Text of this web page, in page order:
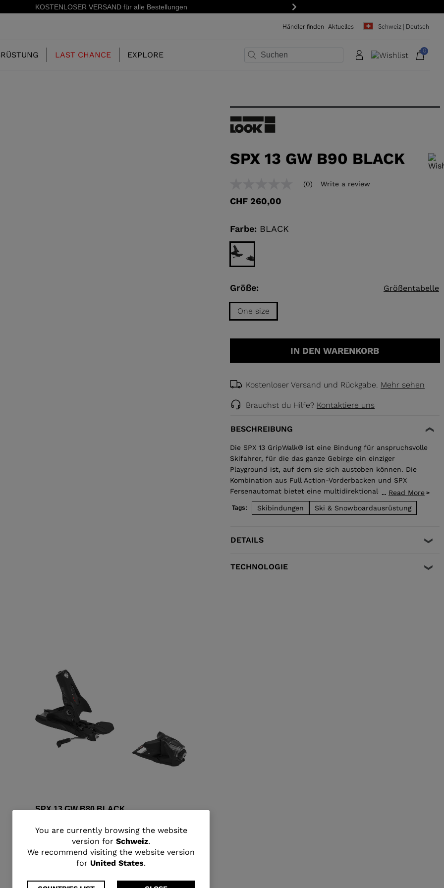
VERSAND für alle Bestellungen 15 % Rabatt auf Ihre erste Bestellung: Abonnieren Sie
Weiter
Händler finden Aktuelles Schweiz | Deutsch
ENTDECKEN
CONCEPT
FELLE
LAST CHANCE EXPLORE 0
You
are
currently
You are currently browsing the website
version for Schweiz.
We recommend visiting the website version
for United States.
SPX 13 GW B90 BLACK
Um ein Produkt zur Wunschliste hinzuzufügen, wählen Sie bitte eine
value
link.
(0) Write a review
CHF 260,00
Farbe: BLACK
Größe: Größentabelle
One size
Größe
IN DEN WARENKORB
Kostenloser Versand und Rückgabe. Mehr sehen
Brauchst du Hilfe? Kontaktiere uns
BESCHREIBUNG
Die SPX 13 GripWalk® ist eine Bindung für anspruchsvolle
Skifahrer, für die das ganze Gebirge ein einziger
Playground ist, auf dem sie sich austoben können. Die
Kombination aus Full Action-Vorderbacken und SPX
Fersenautomat bietet eine multidirektionale Auslösung
für optimale Sicherheit und eine hervorragende
Stoßdämpfung, um Fehlauslösungen auf ein Minimum zu
... Read More
Tags: Skibindungen Ski & Snowboardausrüstung
DETAILS
TECHNOLOGIE
SPX 13 GW B80 BLACK